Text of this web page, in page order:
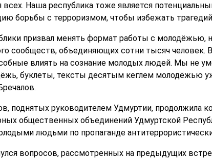
всех. Наша республика тоже является
борьбы с терроризмом, чтобы избежать
призвал менять формат работы с молодёжью,
сообществ, объединяющих сотни тысяч человек.
влиять на сознание молодых людей. Мы не
буклеты, тексты десятым кеглем молодёжью
поднятых руководителем Удмуртии, продолжила
общественных объединений Удмуртской
людьми по пропаганде
вопросов, рассмотренных на предыдущих